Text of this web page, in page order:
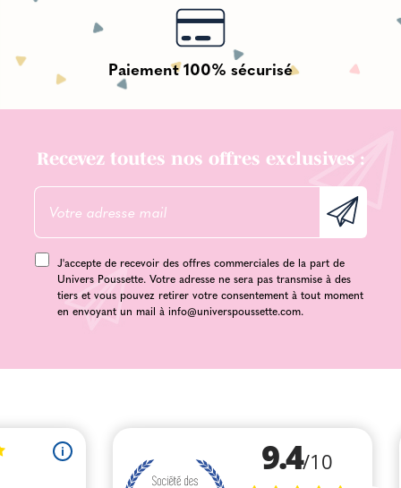
Paiement 100% sécurisé
Recevez toutes nos offres exclusives :
J'accepte de recevoir des offres commerciales de la part de
Univers Poussette. Votre adresse ne sera pas transmise à des
tiers et vous pouvez retirer votre consentement à tout moment
en envoyant un mail à info@universpoussette.com.